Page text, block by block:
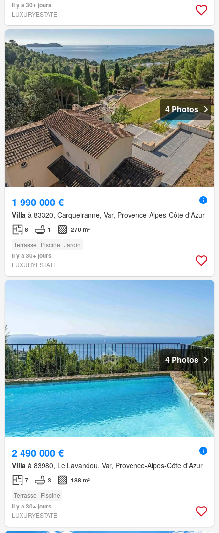
Il y a 30+ jours
LUXURYESTATE
4 Photos
1 990 000 €
Villa à 83320, Carqueiranne, Var, Provence-Alpes-Côte d'Azur
8 1 270 m²
Terrasse Piscine Jardin
Il y a 30+ jours
LUXURYESTATE
4 Photos
2 490 000 €
Villa à 83980, Le Lavandou, Var, Provence-Alpes-Côte d'Azur
7 3 188 m²
Terrasse Piscine
Il y a 30+ jours
LUXURYESTATE